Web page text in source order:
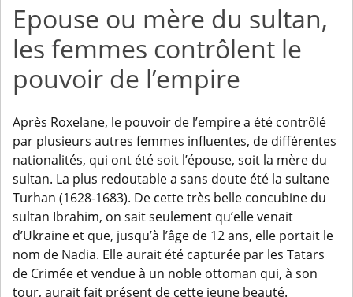
Epouse ou mère du sultan,
les femmes contrôlent le
pouvoir de l’empire
Après Roxelane, le pouvoir de l’empire a été contrôlé
par plusieurs autres femmes influentes, de différentes
nationalités, qui ont été soit l’épouse, soit la mère du
sultan. La plus redoutable a sans doute été la sultane
Turhan (1628-1683). De cette très belle concubine du
sultan Ibrahim, on sait seulement qu’elle venait
d’Ukraine et que, jusqu’à l’âge de 12 ans, elle portait le
nom de Nadia. Elle aurait été capturée par les Tatars
de Crimée et vendue à un noble ottoman qui, à son
tour, aurait fait présent de cette jeune beauté.